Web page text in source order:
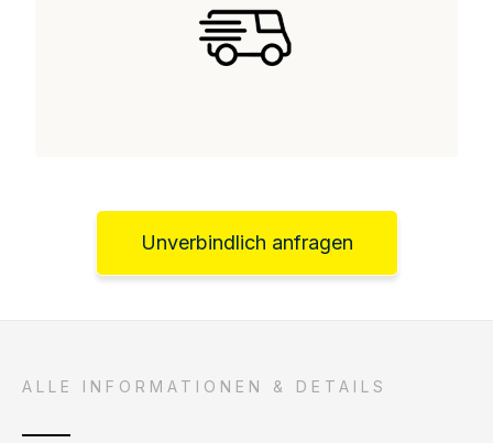
Unverbindlich anfragen
ALLE INFORMATIONEN & DETAILS